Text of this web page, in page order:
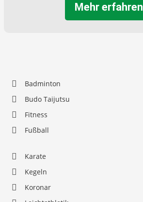
Mehr erfahren
Badminton
Budo Taijutsu
Fitness
Fußball
Karate
Kegeln
Koronar